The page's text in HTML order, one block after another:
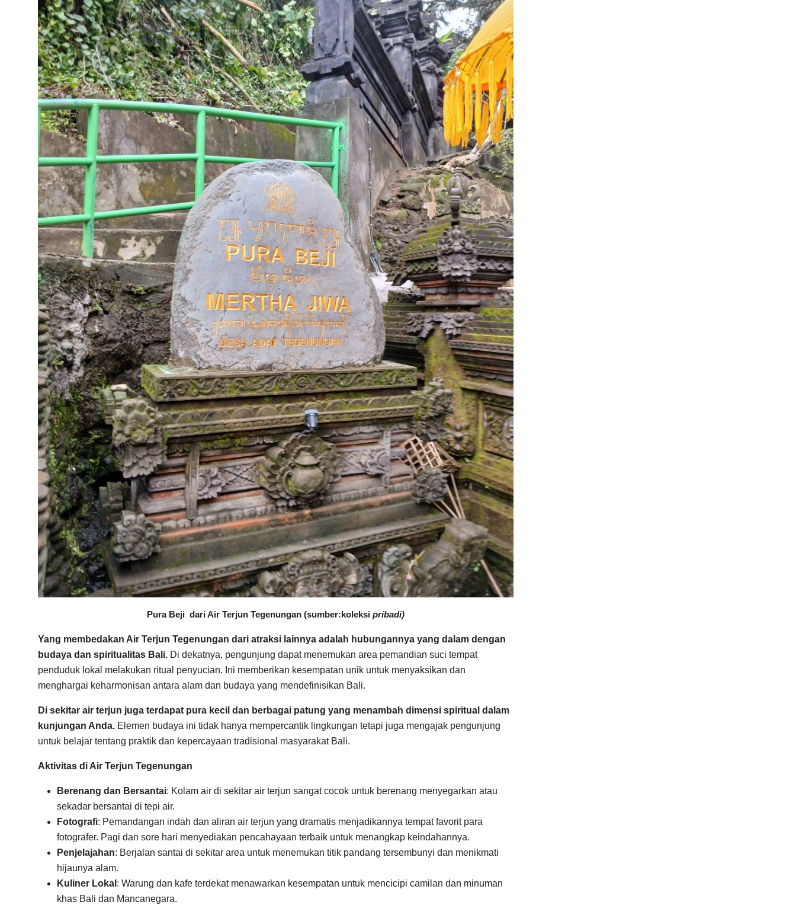
Pura Beji dari Air Terjun Tegenungan (sumber:koleksi pribadi)
Yang membedakan Air Terjun Tegenungan dari atraksi lainnya adalah hubungannya yang dalam dengan
budaya dan spiritualitas Bali. Di dekatnya, pengunjung dapat menemukan area pemandian suci tempat
penduduk lokal melakukan ritual penyucian. Ini memberikan kesempatan unik untuk menyaksikan dan
menghargai keharmonisan antara alam dan budaya yang mendefinisikan Bali.
Di sekitar air terjun juga terdapat pura kecil dan berbagai patung yang menambah dimensi spiritual dalam
kunjungan Anda. Elemen budaya ini tidak hanya mempercantik lingkungan tetapi juga mengajak pengunjung
untuk belajar tentang praktik dan kepercayaan tradisional masyarakat Bali.
Aktivitas di Air Terjun Tegenungan
Berenang dan Bersantai: Kolam air di sekitar air terjun sangat cocok untuk berenang menyegarkan atau
sekadar bersantai di tepi air.
Fotografi: Pemandangan indah dan aliran air terjun yang dramatis menjadikannya tempat favorit para
fotografer. Pagi dan sore hari menyediakan pencahayaan terbaik untuk menangkap keindahannya.
Penjelajahan: Berjalan santai di sekitar area untuk menemukan titik pandang tersembunyi dan menikmati
hijaunya alam.
Kuliner Lokal : Warung dan kafe terdekat menawarkan kesempatan untuk mencicipi camilan dan minuman
khas Bali dan Mancanegara.